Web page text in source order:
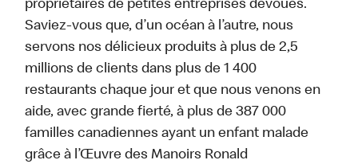
propriétaires de petites entreprises dévoués.
Saviez-vous que, d’un océan à l’autre, nous
servons nos délicieux produits à plus de 2,5
millions de clients dans plus de 1 400
restaurants chaque jour et que nous venons en
aide, avec grande fierté, à plus de 387 000
familles canadiennes ayant un enfant malade
grâce à l’Œuvre des Manoirs Ronald